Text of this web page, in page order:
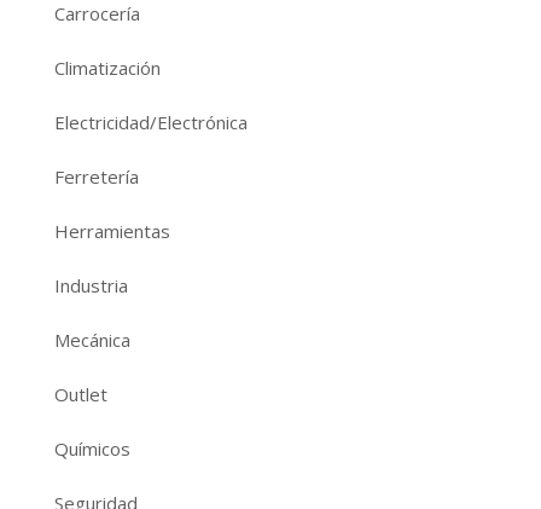
Carrocería
Climatización
Electricidad/Electrónica
Ferretería
Herramientas
Industria
Mecánica
Outlet
Químicos
Seguridad